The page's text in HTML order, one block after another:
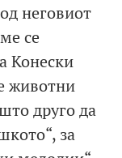
неговиот
се
Конески
животни
друго да
за